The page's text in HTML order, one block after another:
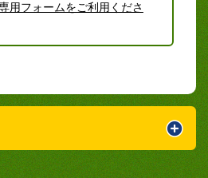
用フォームをご利用くださ